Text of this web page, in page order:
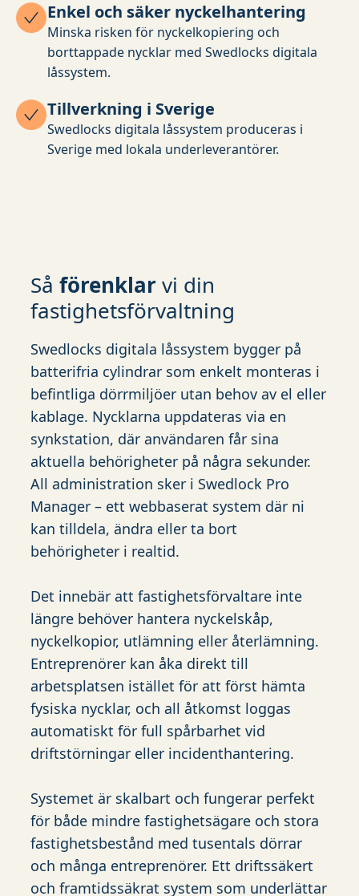
Enkel och säker nyckelhantering
Minska risken för nyckelkopiering och
borttappade nycklar med Swedlocks digitala
låssystem.
Tillverkning i Sverige
Swedlocks digitala låssystem produceras i
Sverige med lokala underleverantörer.
Så förenklarvi din
fastighetsförvaltning
Swedlocks digitala låssystem bygger på
batterifria cylindrar som enkelt monteras i
befintliga dörrmiljöer utan behov av el eller
kablage. Nycklarna uppdateras via en
synkstation, där användaren får sina
aktuella behörigheter på några sekunder.
All administration sker i Swedlock Pro
Manager – ett webbaserat system där ni
kan tilldela, ändra eller ta bort
behörigheter i realtid.
Det innebär att fastighetsförvaltare inte
längre behöver hantera nyckelskåp,
nyckelkopior, utlämning eller återlämning.
Entreprenörer kan åka direkt till
arbetsplatsen istället för att först hämta
fysiska nycklar, och all åtkomst loggas
automatiskt för full spårbarhet vid
driftstörningar eller incidenthantering.
Systemet är skalbart och fungerar perfekt
för både mindre fastighetsägare och stora
fastighetsbestånd med tusentals dörrar
och många entreprenörer. Ett driftssäkert
och framtidssäkrat system som underlättar